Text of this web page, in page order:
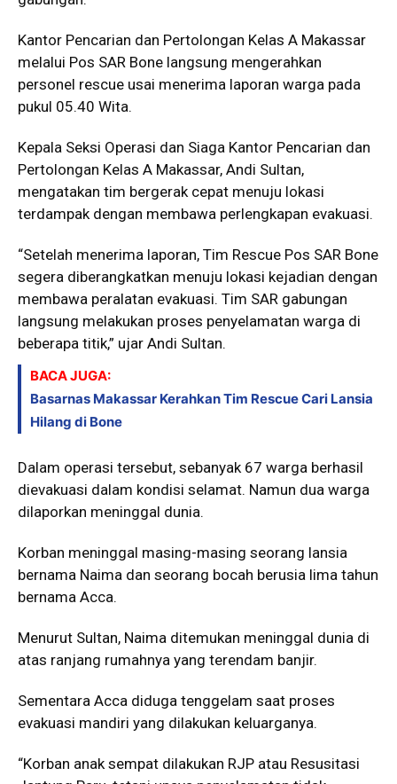
Kantor Pencarian dan Pertolongan Kelas A Makassar
melalui Pos SAR Bone langsung mengerahkan
personel rescue usai menerima laporan warga pada
pukul 05.40 Wita.
Kepala Seksi Operasi dan Siaga Kantor Pencarian dan
Pertolongan Kelas A Makassar, Andi Sultan,
mengatakan tim bergerak cepat menuju lokasi
terdampak dengan membawa perlengkapan evakuasi.
“Setelah menerima laporan, Tim Rescue Pos SAR Bone
segera diberangkatkan menuju lokasi kejadian dengan
membawa peralatan evakuasi. Tim SAR gabungan
langsung melakukan proses penyelamatan warga di
beberapa titik,” ujar Andi Sultan.
BACA JUGA:
Basarnas Makassar Kerahkan Tim Rescue Cari Lansia
Hilang di Bone
Dalam operasi tersebut, sebanyak 67 warga berhasil
dievakuasi dalam kondisi selamat. Namun dua warga
dilaporkan meninggal dunia.
Korban meninggal masing-masing seorang lansia
bernama Naima dan seorang bocah berusia lima tahun
bernama Acca.
Menurut Sultan, Naima ditemukan meninggal dunia di
atas ranjang rumahnya yang terendam banjir.
Sementara Acca diduga tenggelam saat proses
evakuasi mandiri yang dilakukan keluarganya.
“Korban anak sempat dilakukan RJP atau Resusitasi